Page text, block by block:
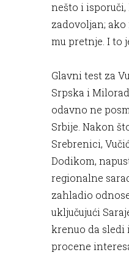
nešto i
zadovoljan; ako
mu pretnje. I to
Glavni test za
Srpska i
odavno ne
Srbije. Nakon
Srebrenici,
Dodikom,
regionalne
zahladio
uključujući
krenuo da sledi
procene